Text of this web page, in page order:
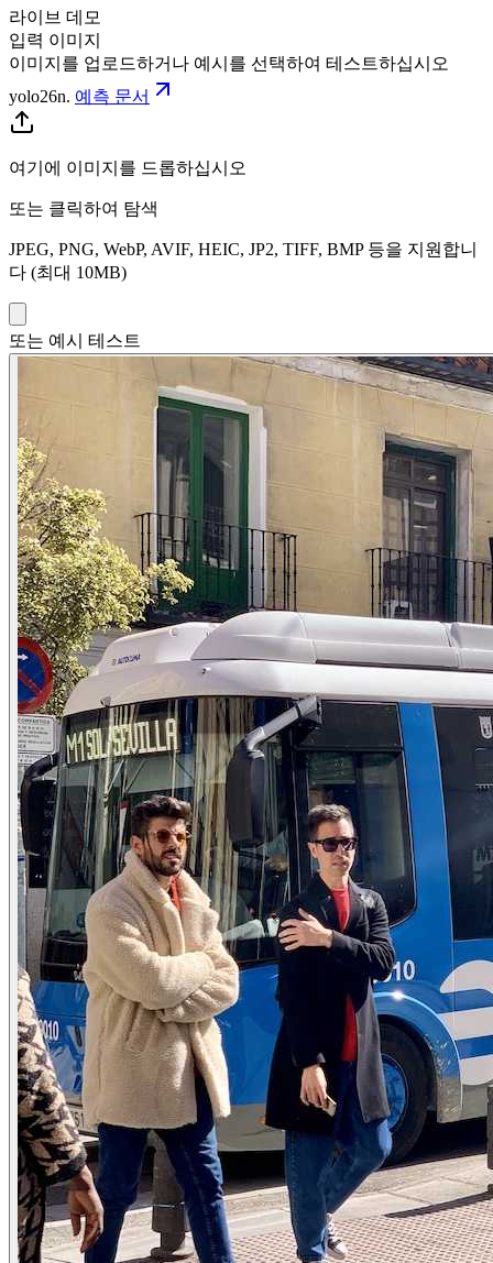
라이브 데모
입력 이미지
이미지를 업로드하거나 예시를 선택하여 테스트하십시오
yolo26n. 예측 문서
여기에 이미지를 드롭하십시오
또는 클릭하여 탐색
JPEG, PNG, WebP, AVIF, HEIC, JP2, TIFF, BMP 등을 지원합니
다 (최대 10MB)
또는 예시 테스트